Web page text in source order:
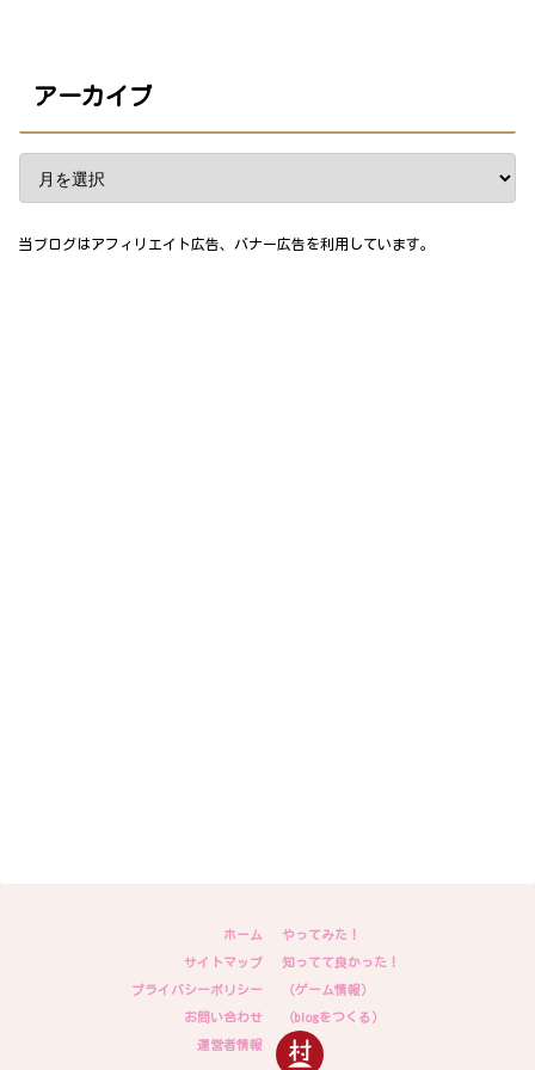
アーカイブ
当ブログはアフィリエイト広告、バナー広告を利用しています。
ホーム
サイトマップ
プライバシーポリシー
お問い合わせ
運営者情報
やってみた！
知ってて良かった！
（ゲーム情報）
（blogをつくる）